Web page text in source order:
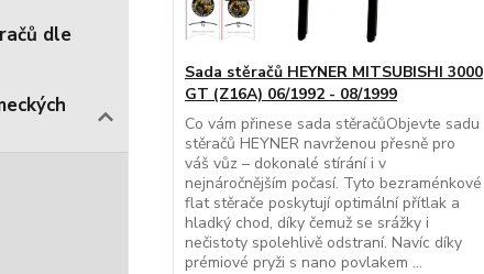
dle
Sada stěračů HEYNER MITSUBISHI 3000
GT (Z16A) 06/1992 - 08/1999
Co vám přinese sada stěračůObjevte sadu
stěračů HEYNER navrženou přesně pro
váš vůz – dokonalé stírání i v
nejnáročnějším počasí. Tyto bezraménkové
flat stěrače poskytují optimální přítlak a
hladký chod, díky čemuž se srážky i
nečistoty spolehlivě odstraní. Navíc díky
prémiové pryži s nano povlakem ...